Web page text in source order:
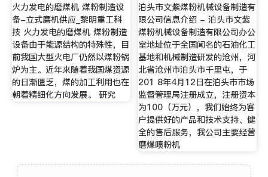
火力发电的磨煤机 煤粉制造设
备-立式磨机供应_黎明重工科
技 火力发电的磨煤机 煤粉制造
设备由于能源结构的特殊性，目
前我国大型火电厂仍然以煤粉锅
炉为主。近年来随着我国煤资源
的日渐匮乏，煤的加工利用也在
朝着精细化方向发展。 研究
泊头市文紫煤粉机械设备制造有
限公司信息介绍 - 泊头市文紫
煤粉机械设备制造有限公司办公
室地址位于全国闻名的石油化工
基地和机械制造研发的沧州，河
北省沧州市泊头市千里屯，于
201 8年4月12日在泊头市市场
监督管理局注册成立，注册资本
为100（万元），我们始终为客
户提供好的产品和技术支持、健
全的售后服务，我公司主要经营
磨煤喷粉机